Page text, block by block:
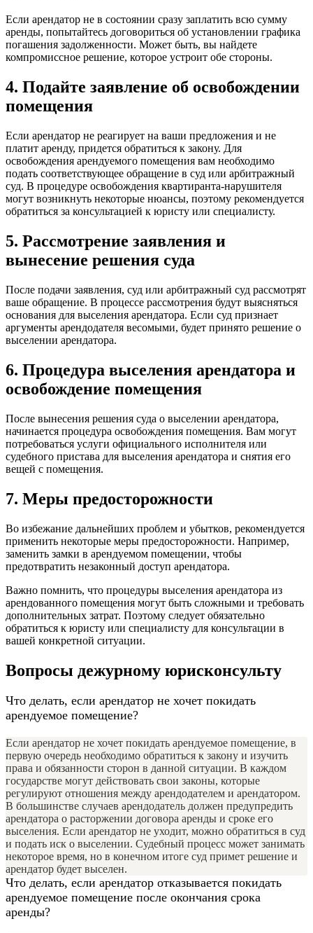
Если арендатор не в состоянии сразу заплатить всю сумму
аренды, попытайтесь договориться об установлении графика
погашения задолженности. Может быть, вы найдете
компромиссное решение, которое устроит обе стороны.
4. Подайте заявление об освобождении
помещения
Если арендатор не реагирует на ваши предложения и не
платит аренду, придется обратиться к закону. Для
освобождения арендуемого помещения вам необходимо
подать соответствующее обращение в суд или арбитражный
суд. В процедуре освобождения квартиранта-нарушителя
могут возникнуть некоторые нюансы, поэтому рекомендуется
обратиться за консультацией к юристу или специалисту.
5. Рассмотрение заявления и
вынесение решения суда
После подачи заявления, суд или арбитражный суд рассмотрят
ваше обращение. В процессе рассмотрения будут выясняться
основания для выселения арендатора. Если суд признает
аргументы арендодателя весомыми, будет принято решение о
выселении арендатора.
6. Процедура выселения арендатора и
освобождение помещения
После вынесения решения суда о выселении арендатора,
начинается процедура освобождения помещения. Вам могут
потребоваться услуги официального исполнителя или
судебного пристава для выселения арендатора и снятия его
вещей с помещения.
7. Меры предосторожности
Во избежание дальнейших проблем и убытков, рекомендуется
применить некоторые меры предосторожности. Например,
заменить замки в арендуемом помещении, чтобы
предотвратить незаконный доступ арендатора.
Важно помнить, что процедуры выселения арендатора из
арендованного помещения могут быть сложными и требовать
дополнительных затрат. Поэтому следует обязательно
обратиться к юристу или специалисту для консультации в
вашей конкретной ситуации.
Вопросы дежурному юрисконсульту
Что делать, если арендатор не хочет покидать
арендуемое помещение?
Если арендатор не хочет покидать арендуемое помещение, в
первую очередь необходимо обратиться к закону и изучить
права и обязанности сторон в данной ситуации. В каждом
государстве могут действовать свои законы, которые
регулируют отношения между арендодателем и арендатором.
В большинстве случаев арендодатель должен предупредить
арендатора о расторжении договора аренды и сроке его
выселения. Если арендатор не уходит, можно обратиться в суд
и подать иск о выселении. Судебный процесс может занимать
некоторое время, но в конечном итоге суд примет решение и
арендатор будет выселен.
Что делать, если арендатор отказывается покидать
арендуемое помещение после окончания срока
аренды?